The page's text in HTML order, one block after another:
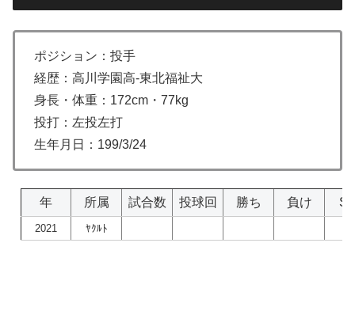
ポジション：投手
経歴：高川学園高-東北福祉大
身長・体重：172cm・77kg
投打：左投左打
生年月日：199/3/24
年 所属 試合数 投球回 勝ち 負け S
2021 ﾔｸﾙﾄ